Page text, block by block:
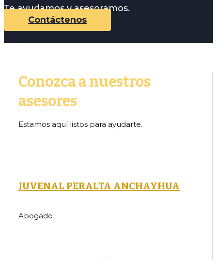
Te ayudamos y asesoramos.
Contáctenos
Conozca a nuestros
asesores
Estamos aquí listos para ayudarte.
JUVENAL PERALTA ANCHAYHUA
Abogado